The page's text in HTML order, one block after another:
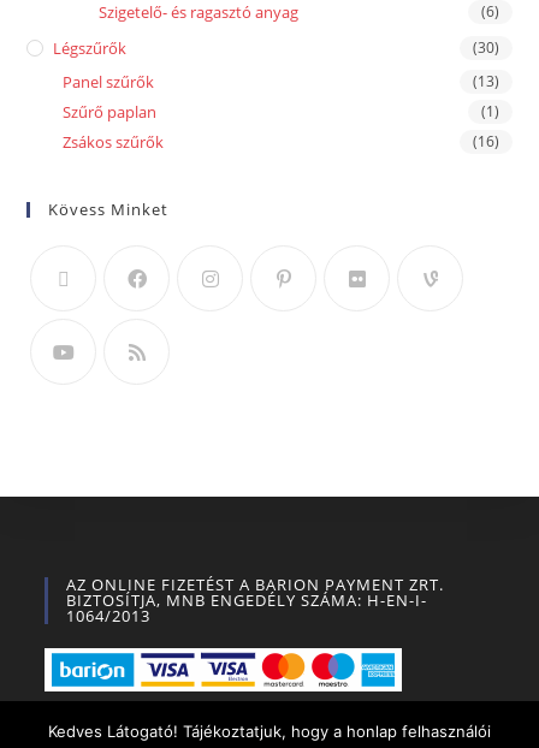
Szigetelő- és ragasztó anyag (6)
Légszűrők (30)
Panel szűrők (13)
Szűrő paplan (1)
Zsákos szűrők (16)
Kövess Minket
AZ ONLINE FIZETÉST A BARION PAYMENT ZRT.
BIZTOSÍTJA, MNB ENGEDÉLY SZÁMA: H-EN-I-
1064/2013
Kedves Látogató! Tájékoztatjuk, hogy a honlap felhasználói